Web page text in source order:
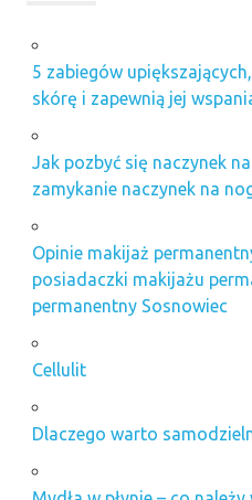
5 zabiegów
skórę i zapewnią jej
Jak pozbyć się naczynek
zamykanie naczynek na
Opinie makijaż
posiadaczki makijażu
permanentny Sosnowiec
Cellulit
Dlaczego warto